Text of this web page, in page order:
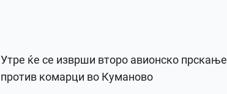
Утре ќе се изврши второ авионско прскање
против комарци во Куманово